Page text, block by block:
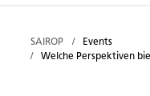
SAIROP
Events
Welche Perspektiven